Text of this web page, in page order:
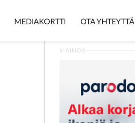
MEDIAKORTTI OTA YHTEYTTÄ
MAINOS